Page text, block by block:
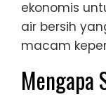
ekonomis
air bersih
macam
Mengapa